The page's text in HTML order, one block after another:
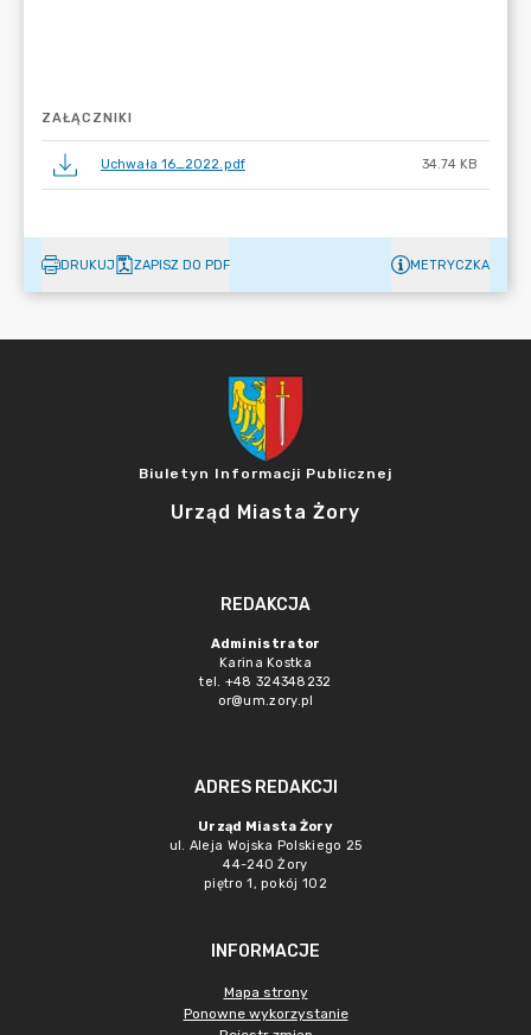
ZAŁĄCZNIKI
Uchwała 16_2022.pdf 34.74 KB
DRUKUJ ZAPISZ DO PDF METRYCZKA
Biuletyn Informacji Publicznej
Urząd Miasta Żory
REDAKCJA
Administrator
Karina Kostka
tel. +48 324348232
or@um.zory.pl
ADRES REDAKCJI
Urząd Miasta Żory
ul. Aleja Wojska Polskiego 25
44-240 Żory
piętro 1, pokój 102
INFORMACJE
Mapa strony
Ponowne wykorzystanie